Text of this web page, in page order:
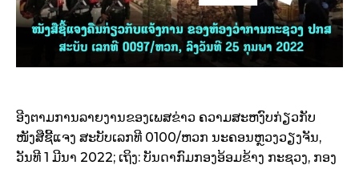
ອີງຕາມການລາຍງານຂອງເພສຂ່າວ ຄວາມສະຫງົບກ່ຽວກັບ
ໜັງສືຊີ້ແຈງ ສະບັບເລກທີ 0100/ຫວກ ນະຄອນຫຼວງວຽງຈັນ,
ວັນທີ 1 ມີນາ 2022; ເຖິງ: ບັນດາກົມກອງອ້ອມຂ້າງ ກະຊວງ, ກອງ